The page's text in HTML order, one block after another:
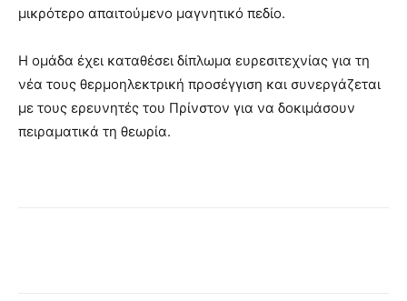
μικρότερο απαιτούμενο μαγνητικό πεδίο.
Η ομάδα έχει καταθέσει δίπλωμα ευρεσιτεχνίας για τη
νέα τους θερμοηλεκτρική προσέγγιση και συνεργάζεται
με τους ερευνητές του Πρίνστον για να δοκιμάσουν
πειραματικά τη θεωρία.